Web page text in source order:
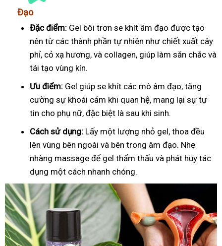
Đạo
Đặc điểm: Gel bôi trơn se khít âm đạo được tạo
nên từ các thành phần tự nhiên như chiết xuất cây
phỉ, cỏ xạ hương, và collagen, giúp làm săn chắc và
tái tạo vùng kín.
Ưu điểm: Gel giúp se khít các mô âm đạo, tăng
cường sự khoái cảm khi quan hệ, mang lại sự tự
tin cho phụ nữ, đặc biệt là sau khi sinh.
Cách sử dụng: Lấy một lượng nhỏ gel, thoa đều
lên vùng bên ngoài và bên trong âm đạo. Nhẹ
nhàng massage để gel thẩm thấu và phát huy tác
dụng một cách nhanh chóng.